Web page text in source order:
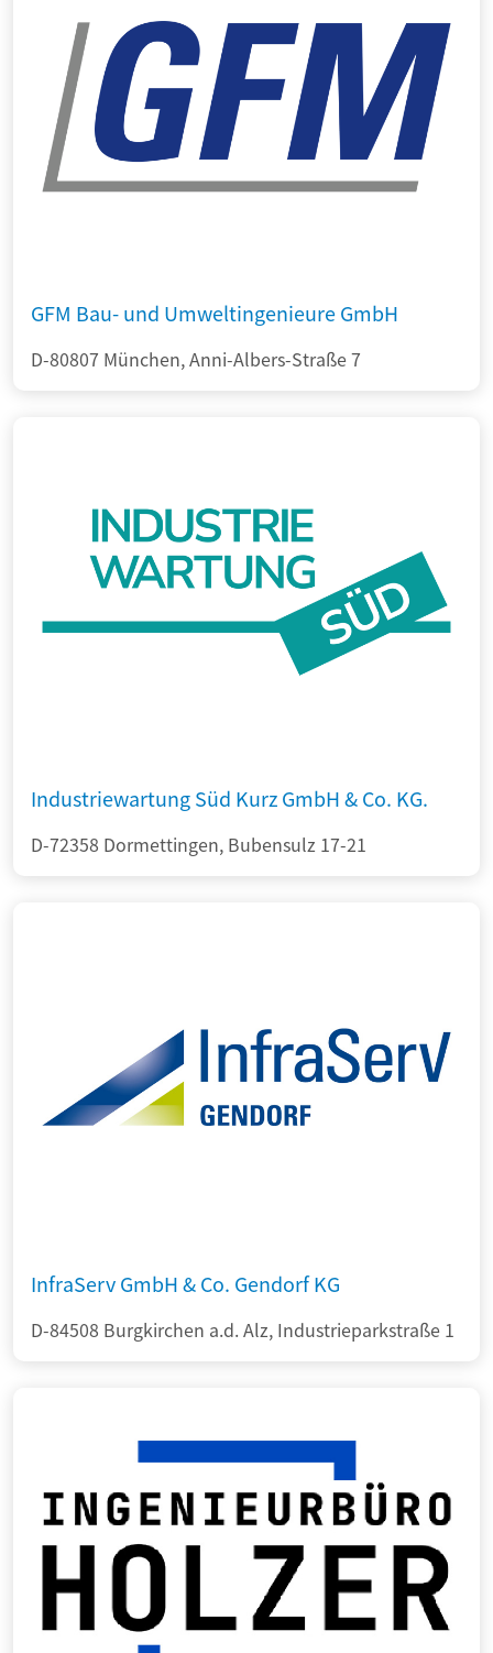
GFM Bau- und Umweltingenieure GmbH
D-80807 München, Anni-Albers-Straße 7
Industriewartung Süd Kurz GmbH & Co. KG.
D-72358 Dormettingen, Bubensulz 17-21
InfraServ GmbH & Co. Gendorf KG
D-84508 Burgkirchen a.d. Alz, Industrieparkstraße 1